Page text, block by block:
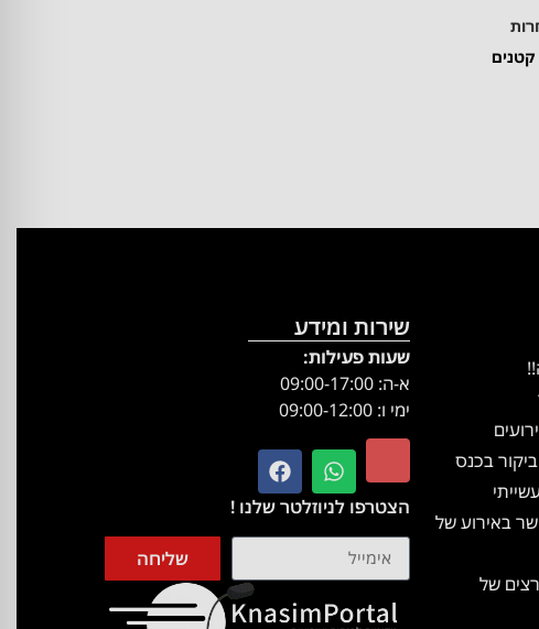
קטנים
בכנס
באירוע של
של
שירות ומידע
שעות פעילות:
א-ה: 09:00-17:00
ימי ו: 09:00-12:00
הצטרפו לניוזלטר שלנו !
שליחה